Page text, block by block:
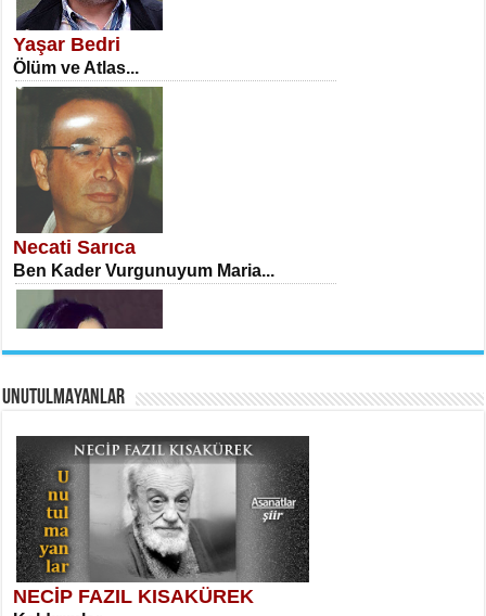
Öğretmenler Günü Mahkemesi...
İSA KARATEPE
Ekranlar Arasında Kaybolan İnsan...
AHMET URFALI
Tahlil Denemesi...
Yaşar Bedri
Ölüm ve Atlas...
Necati Sarıca
Ben Kader Vurgunuyum Maria...
Sibel Orhan
İki Kırık Boşluk...
UNUTULMAYANLAR
NECİP FAZIL KISAKÜREK